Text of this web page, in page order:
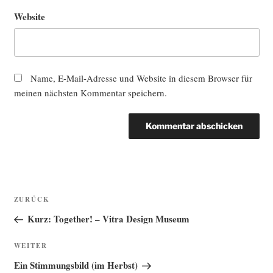
Website
Name, E-Mail-Adresse und Website in diesem Browser für
meinen nächsten Kommentar speichern.
Beitragsnavigation
Vorheriger
Beitrag
ZURÜCK
Kurz: Together! – Vitra Design Museum
Nächster
Beitrag
WEITER
Ein Stimmungsbild (im Herbst)